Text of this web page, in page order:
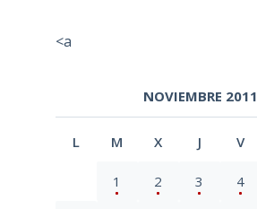
<a
NOVIEMBRE 2011
L M X J V
1 2 3 4